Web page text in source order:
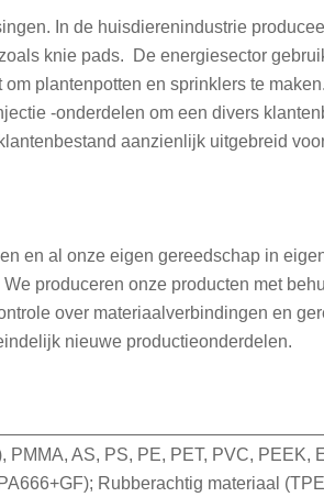
In de huisdierenindustrie
knie pads. De energiesector
plantenpotten en sprinklers te
-onderdelen om een ​​divers
aanzienlijk uitgebreid
en al onze eigen gereedschap in
produceren onze producten met
over materiaalverbindingen en
nieuwe productieonderdelen.
PMMA, AS, PS, PE, PET, PVC, PEEK,
Rubberachtig materiaal